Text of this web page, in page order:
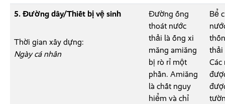
5. Đường dây/Thiết bị vệ sinh
Thời gian xây dựng:
Ngày cá nhân
Đường ống
thoát nước
thải là ống xi
măng amiăng
bị rò rỉ một
phần. Amiăng
là chất nguy
hiểm và chỉ
Bể
thải
Các